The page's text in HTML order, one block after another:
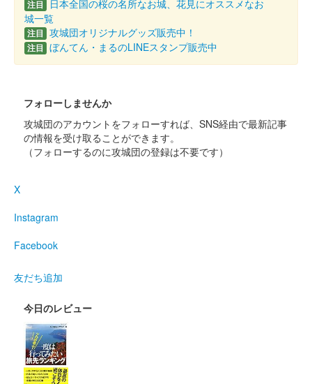
注目
日本全国の桜の名所なお城、花見にオススメなお
城一覧
注目 攻城団オリジナルグッズ販売中！
注目 ぼんてん・まるのLINEスタンプ販売中
フォローしませんか
攻城団のアカウントをフォローすれば、SNS経由で最新記事
の情報を受け取ることができます。
（フォローするのに攻城団の登録は不要です）
X
Instagram
Facebook
友だち追加
今日のレビュー